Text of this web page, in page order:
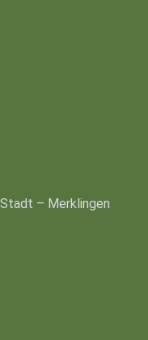
– Merklingen